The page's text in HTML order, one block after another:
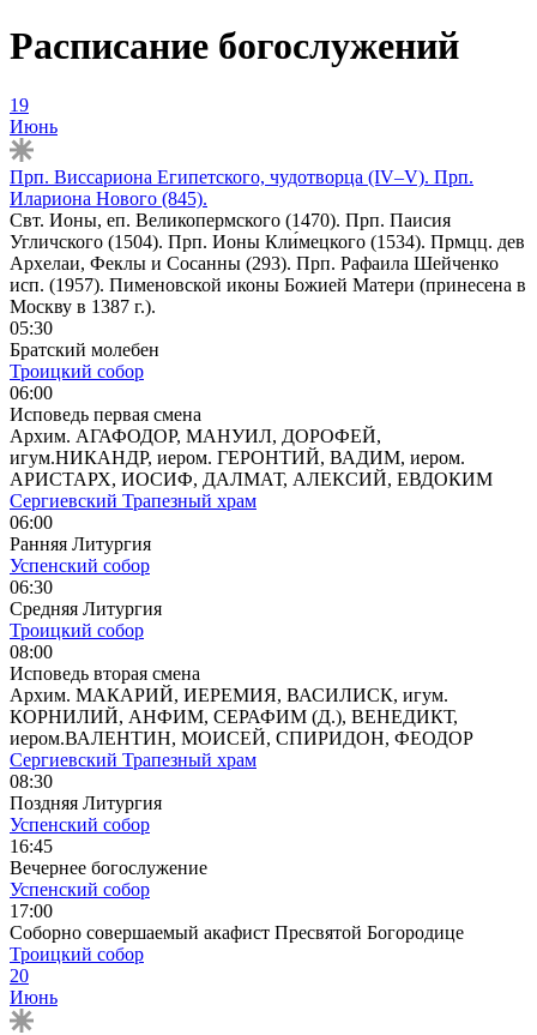
Расписание богослужений
19
Июнь
Прп. Виссариона Египетского, чудотворца (IV–V). Прп.
Илариона Нового (845).
Свт. Ионы, еп. Великопермского (1470). Прп. Паисия
Угличского (1504). Прп. Ионы Кли́мецкого (1534). Прмцц. дев
Архелаи, Феклы и Сосанны (293). Прп. Рафаила Шейченко
исп. (1957). Пименовской иконы Божией Матери (принесена в
Москву в 1387 г.).
05:30
Братский молебен
Троицкий собор
06:00
Исповедь первая смена
Архим. АГАФОДОР, МАНУИЛ, ДОРОФЕЙ,
игум.НИКАНДР, иером. ГЕРОНТИЙ, ВАДИМ, иером.
АРИСТАРХ, ИОСИФ, ДАЛМАТ, АЛЕКСИЙ, ЕВДОКИМ
Сергиевский Трапезный храм
06:00
Ранняя Литургия
Успенский собор
06:30
Средняя Литургия
Троицкий собор
08:00
Исповедь вторая смена
Архим. МАКАРИЙ, ИЕРЕМИЯ, ВАСИЛИСК, игум.
КОРНИЛИЙ, АНФИМ, СЕРАФИМ (Д.), ВЕНЕДИКТ,
иером.ВАЛЕНТИН, МОИСЕЙ, СПИРИДОН, ФЕОДОР
Сергиевский Трапезный храм
08:30
Поздняя Литургия
Успенский собор
16:45
Вечернее богослужение
Успенский собор
17:00
Соборно совершаемый акафист Пресвятой Богородице
Троицкий собор
20
Июнь